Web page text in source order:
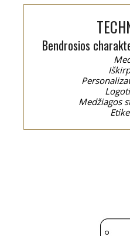
Bendrosios
Medžiagos